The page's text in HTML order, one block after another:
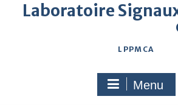
Laboratoire
LPPMCA
Menu